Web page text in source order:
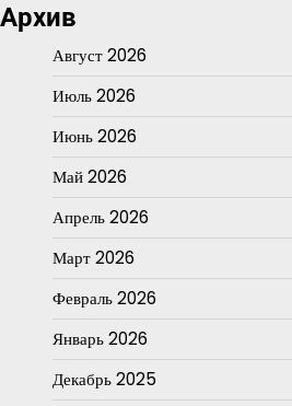
Архив
Август 2026
Июль 2026
Июнь 2026
Май 2026
Апрель 2026
Март 2026
Февраль 2026
Январь 2026
Декабрь 2025